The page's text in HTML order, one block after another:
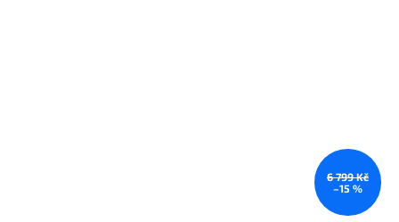
6 799 Kč
–15 %